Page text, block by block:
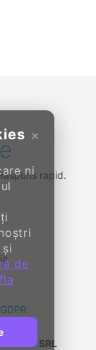
×
ni
de
rapid.
SRL